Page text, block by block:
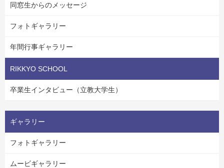
同窓生からのメッセージ
フォトギャラリー
年間行事ギャラリー
RIKKYO SCHOOL
卒業生インタビュー（立教大学生）
ギャラリー
フォトギャラリー
ムービギャラリー